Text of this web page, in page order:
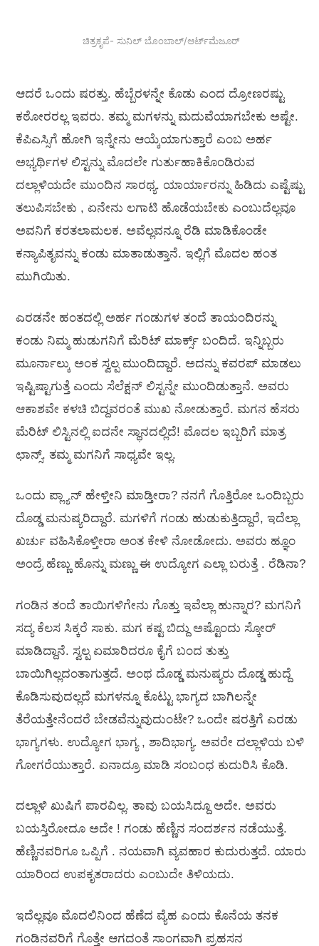
ಚಿತ್ರಕೃಪೆ- ಸುನಿಲ್ ಬೊಂಬಾಲ್/ಆರ್ಟ್‌ಮೆಜೂರ್
ಆದರೆ ಒಂದು ಷರತ್ತು. ಹೆಬ್ಬೆರಳನ್ನೇ ಕೊಡು ಎಂದ ದ್ರೋಣರಷ್ಟು
ಕಠೋರರಲ್ಲ ಇವರು. ತಮ್ಮ ಮಗಳನ್ನು ಮದುವೆಯಾಗಬೇಕು ಅಷ್ಟೇ.
ಕೆಪಿಎಸ್ಸಿಗೆ ಹೋಗಿ ಇನ್ನೇನು ಆಯ್ಕೆಯಾಗುತ್ತಾರೆ ಎಂಬ ಅರ್ಹ
ಅಭ್ಯರ್ಥಿಗಳ ಲಿಸ್ಟನ್ನು ಮೊದಲೇ ಗುರ್ತುಹಾಕಿಕೊಂಡಿರುವ
ದಲ್ಲಾಳಿಯದೇ ಮುಂದಿನ ಸಾರಥ್ಯ. ಯಾರ್ಯಾರನ್ನು ಹಿಡಿದು ಎಷ್ಟೆಷ್ಟು
ತಲುಪಿಸಬೇಕು , ಏನೇನು ಲಗಾಟಿ ಹೊಡೆಯಬೇಕು ಎಂಬುದೆಲ್ಲವೂ
ಅವನಿಗೆ ಕರತಲಾಮಲಕ. ಅವೆಲ್ಲವನ್ನೂ ರೆಡಿ ಮಾಡಿಕೊಂಡೇ
ಕನ್ಯಾಪಿತೃವನ್ನು ಕಂಡು ಮಾತಾಡುತ್ತಾನೆ. ಇಲ್ಲಿಗೆ ಮೊದಲ ಹಂತ
ಮುಗಿಯಿತು.
ಎರಡನೇ ಹಂತದಲ್ಲಿ ಅರ್ಹ ಗಂಡುಗಳ ತಂದೆ ತಾಯಂದಿರನ್ನು
ಕಂಡು ನಿಮ್ಮ ಹುಡುಗನಿಗೆ ಮೆರಿಟ್ ಮಾರ್ಕ್ಸ್ ಬಂದಿದೆ. ಇನ್ನಿಬ್ಬರು
ಮೂರ್ನಾಲ್ಕು ಅಂಕ ಸ್ವಲ್ಪ ಮುಂದಿದ್ದಾರೆ. ಅದನ್ನು ಕವರಪ್ ಮಾಡಲು
ಇಷ್ಟಿಷ್ಟಾಗುತ್ತೆ ಎಂದು ಸೆಲೆಕ್ಷನ್ ಲಿಸ್ಟನ್ನೇ ಮುಂದಿಡುತ್ತಾನೆ. ಅವರು
ಆಕಾಶವೇ ಕಳಚಿ ಬಿದ್ದವರಂತೆ ಮುಖ ನೋಡುತ್ತಾರೆ. ಮಗನ ಹೆಸರು
ಮೆರಿಟ್ ಲಿಸ್ಟಿನಲ್ಲಿ ಐದನೇ ಸ್ಥಾನದಲ್ಲಿದೆ! ಮೊದಲ ಇಬ್ಬರಿಗೆ ಮಾತ್ರ
ಛಾನ್ಸ್. ತಮ್ಮ ಮಗನಿಗೆ ಸಾಧ್ಯವೇ ಇಲ್ಲ.
ಒಂದು ಪ್ಲ್ಯಾನ್ ಹೇಳ್ತೀನಿ ಮಾಡ್ತೀರಾ? ನನಗೆ ಗೊತ್ತಿರೋ ಒಂದಿಬ್ಬರು
ದೊಡ್ಡ ಮನುಷ್ಯರಿದ್ದಾರೆ. ಮಗಳಿಗೆ ಗಂಡು ಹುಡುಕುತ್ತಿದ್ದಾರೆ, ಇದೆಲ್ಲಾ
ಖರ್ಚು ವಹಿಸಿಕೊಳ್ತೀರಾ ಅಂತ ಕೇಳಿ ನೋಡೋದು. ಅವರು ಹ್ಞೂಂ
ಅಂದ್ರೆ ಹೆಣ್ಣು ಹೊನ್ನು ಮಣ್ಣು ಈ ಉದ್ಯೋಗ ಎಲ್ಲಾ ಬರುತ್ತೆ . ರೆಡಿನಾ?
ಗಂಡಿನ ತಂದೆ ತಾಯಿಗಳಿಗೇನು ಗೊತ್ತು ಇವೆಲ್ಲಾ ಹುನ್ನಾರ? ಮಗನಿಗೆ
ಸದ್ಯ ಕೆಲಸ ಸಿಕ್ಕರೆ ಸಾಕು. ಮಗ ಕಷ್ಟ ಬಿದ್ದು ಅಷ್ಟೊಂದು ಸ್ಕೋರ್
ಮಾಡಿದ್ದಾನೆ. ಸ್ವಲ್ಪ ಏಮಾರಿದರೂ ಕೈಗೆ ಬಂದ ತುತ್ತು
ಬಾಯಿಗಿಲ್ಲದಂತಾಗುತ್ತದೆ. ಅಂಥ ದೊಡ್ಡ ಮನುಷ್ಯರು ದೊಡ್ಡ ಹುದ್ದೆ
ಕೊಡಿಸುವುದಲ್ಲದೆ ಮಗಳನ್ನೂ ಕೊಟ್ಟು ಭಾಗ್ಯದ ಬಾಗಿಲನ್ನೇ
ತೆರೆಯತ್ತೇನೆಂದರೆ ಬೇಡವೆನ್ನುವುದುಂಟೇ? ಒಂದೇ ಷರತ್ತಿಗೆ ಎರಡು
ಭಾಗ್ಯಗಳು. ಉದ್ಯೋಗ ಭಾಗ್ಯ , ಶಾದಿಭಾಗ್ಯ. ಅವರೇ ದಲ್ಲಾಳಿಯ ಬಳಿ
ಗೋಗರೆಯುತ್ತಾರೆ. ಏನಾದ್ರೂ ಮಾಡಿ ಸಂಬಂಧ ಕುದುರಿಸಿ ಕೊಡಿ.
ದಲ್ಲಾಳಿ ಖುಷಿಗೆ ಪಾರವಿಲ್ಲ. ತಾವು ಬಯಸಿದ್ದೂ ಅದೇ. ಅವರು
ಬಯಸ್ತಿರೋದೂ ಅದೇ ! ಗಂಡು ಹೆಣ್ಣಿನ ಸಂದರ್ಶನ ನಡೆಯುತ್ತೆ.
ಹೆಣ್ಣಿನವರಿಗೂ ಒಪ್ಪಿಗೆ . ನಯವಾಗಿ ವ್ಯವಹಾರ ಕುದುರುತ್ತದೆ. ಯಾರು
ಯಾರಿಂದ ಉಪಕೃತರಾದರು ಎಂಬುದೇ ತಿಳಿಯದು.
ಇದೆಲ್ಲವೂ ಮೊದಲಿನಿಂದ ಹೆಣೆದ ವ್ಯೆಹ ಎಂದು ಕೊನೆಯ ತನಕ
ಗಂಡಿನವರಿಗೆ ಗೊತ್ತೇ ಆಗದಂತೆ ಸಾಂಗವಾಗಿ ಪ್ರಹಸನ